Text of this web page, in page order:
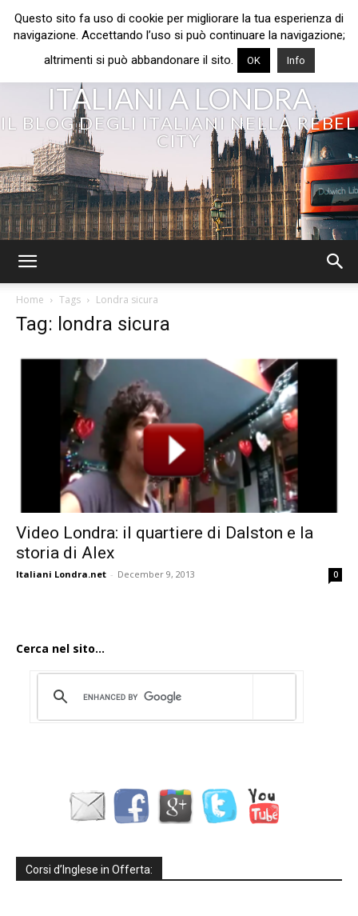
ITALIANI A LONDRA
IL BLOG DEGLI ITALIANI NELLA REBEL
CITY
Home Tags Londra sicura
Tag: londra sicura
Video Londra: il quartiere di Dalston e la
storia di Alex
Italiani Londra.net - December 9, 2013 0
Cerca nel sito...
Corsi d’Inglese in Offerta:
Questo sito fa uso di cookie per migliorare la tua esperienza di
navigazione. Accettando l’uso si può continuare la navigazione;
altrimenti si può abbandonare il sito.
OK Info